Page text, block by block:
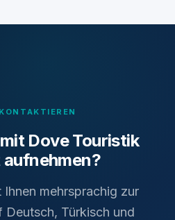
Dove Touristik
Ihnen mehrsprachig zur
Türkisch und